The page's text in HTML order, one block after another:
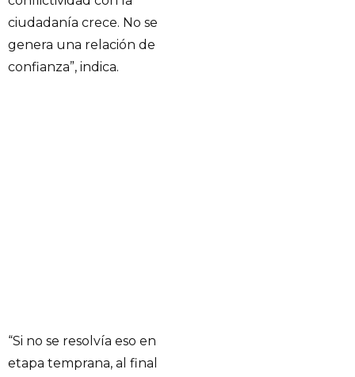
ciudadanía crece. No se
genera una relación de
confianza”, indica.
“Si no se resolvía eso en
etapa temprana, al final